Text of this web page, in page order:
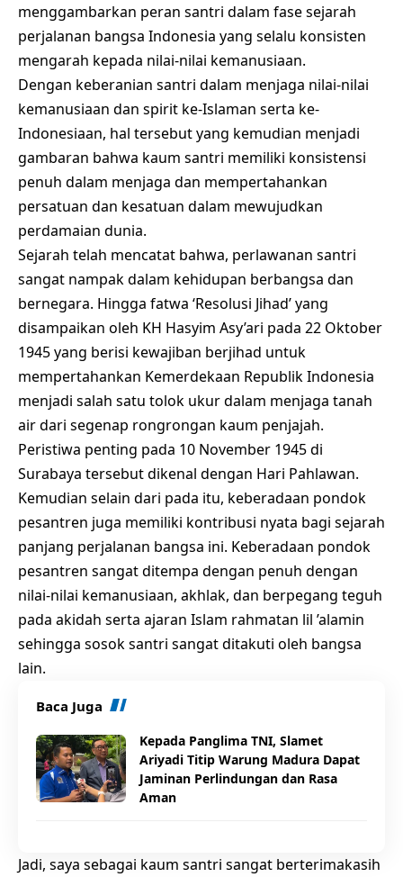
menggambarkan peran santri dalam fase sejarah
perjalanan bangsa Indonesia yang selalu konsisten
mengarah kepada nilai-nilai kemanusiaan.
Dengan keberanian santri dalam menjaga nilai-nilai
kemanusiaan dan spirit ke-Islaman serta ke-
Indonesiaan, hal tersebut yang kemudian menjadi
gambaran bahwa kaum santri memiliki konsistensi
penuh dalam menjaga dan mempertahankan
persatuan dan kesatuan dalam mewujudkan
perdamaian dunia.
Sejarah telah mencatat bahwa, perlawanan santri
sangat nampak dalam kehidupan berbangsa dan
bernegara. Hingga fatwa ‘Resolusi Jihad’ yang
disampaikan oleh KH Hasyim Asy’ari pada 22 Oktober
1945 yang berisi kewajiban berjihad untuk
mempertahankan Kemerdekaan Republik Indonesia
menjadi salah satu tolok ukur dalam menjaga tanah
air dari segenap rongrongan kaum penjajah.
Peristiwa penting pada 10 November 1945 di
Surabaya tersebut dikenal dengan Hari Pahlawan.
Kemudian selain dari pada itu, keberadaan pondok
pesantren juga memiliki kontribusi nyata bagi sejarah
panjang perjalanan bangsa ini. Keberadaan pondok
pesantren sangat ditempa dengan penuh dengan
nilai-nilai kemanusiaan, akhlak, dan berpegang teguh
pada akidah serta ajaran Islam rahmatan lil ’alamin
sehingga sosok santri sangat ditakuti oleh bangsa
lain.
Baca Juga
Kepada Panglima TNI, Slamet
Ariyadi Titip Warung Madura Dapat
Jaminan Perlindungan dan Rasa
Aman
Jadi, saya sebagai kaum santri sangat berterimakasih